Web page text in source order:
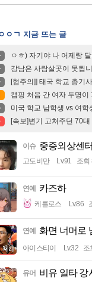
ㅇㅇㄱ 지금 뜨는 글
ㅇㅎ) 자기야 나 어제랑
강남은 사람살곳이 못됩
[혐주의]] 태국 학교 총기
캠핑 처음 간 여자 두명이
미국 학교 남학생 vs 여학
[속보]변기 고처주던 70
이슈 중증외상센
고도비만 Lv.91 조회
연예 카즈하
케를로스 Lv.86
연예 화면 너머로
아이스티이 Lv.32 조
유머 비유 일타 강